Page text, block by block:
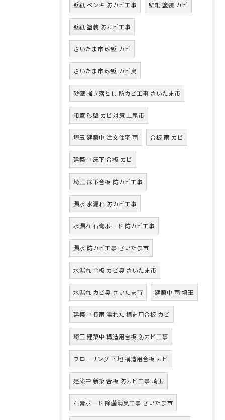
壁紙 ペンキ 防カビ工事 壁紙 塗装 カビ
壁紙 塗装 防カビ工事
さいたま市 砂壁 カビ
さいたま市 砂壁 カビ臭
砂壁 掻き落とし 防カビ工事 さいたま市
和室 砂壁 カビ対策 上尾市
埼玉 建築中 注文住宅 雨 合板 雨 カビ
建築中 床下 合板 カビ
埼玉 床下合板 防カビ工事
漏水 水漏れ 防カビ工事
水漏れ 石膏ボード 防カビ工事
漏水 防カビ工事 さいたま市
水漏れ 合板 カビ臭 さいたま市
水漏れ カビ臭 さいたま市 建築中 雨 埼玉
建築中 長雨 濡れた 構造用合板 カビ
埼玉 建築中 構造用合板 防カビ工事
フローリング 下地 構造用合板 カビ
建築中 新築 合板 防カビ工事 埼玉
石膏ボード 除菌消臭工事 さいたま市